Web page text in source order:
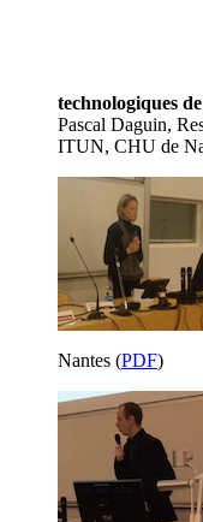
technologiques
Pascal Daguin,
ITUN, CHU de
Nantes (PDF)